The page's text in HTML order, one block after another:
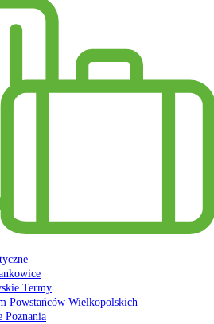
Termy
Powstańców Wielkopolskich
Poznania